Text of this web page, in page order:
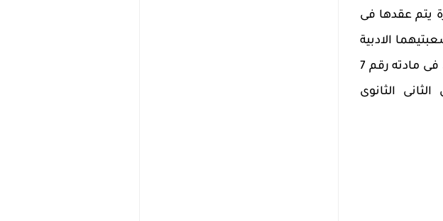
يتم عقدها فى
الادبية
والعلمية كما جاء فى صحيح القرار الوزارى رقم 191 لسنة 2019 وكما نص فى مادته رقم 7
الثانوى